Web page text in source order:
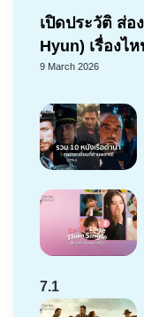
เปิดประวัติ ส่อ
Hyun) เรื่อง
9 March 2026
7.1